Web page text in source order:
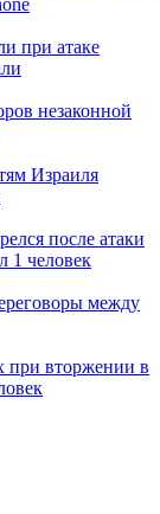
при атаке
незаконной
Израиля
после атаки
1 человек
между
при вторжении в